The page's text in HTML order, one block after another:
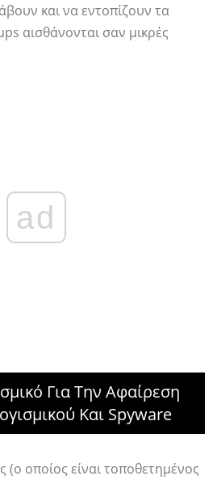
και να εντοπίζουν τα
αισθάνονται σαν μικρές
ad
Για Την Αφαίρεση
Και Spyware
οποίος είναι τοποθετημένος